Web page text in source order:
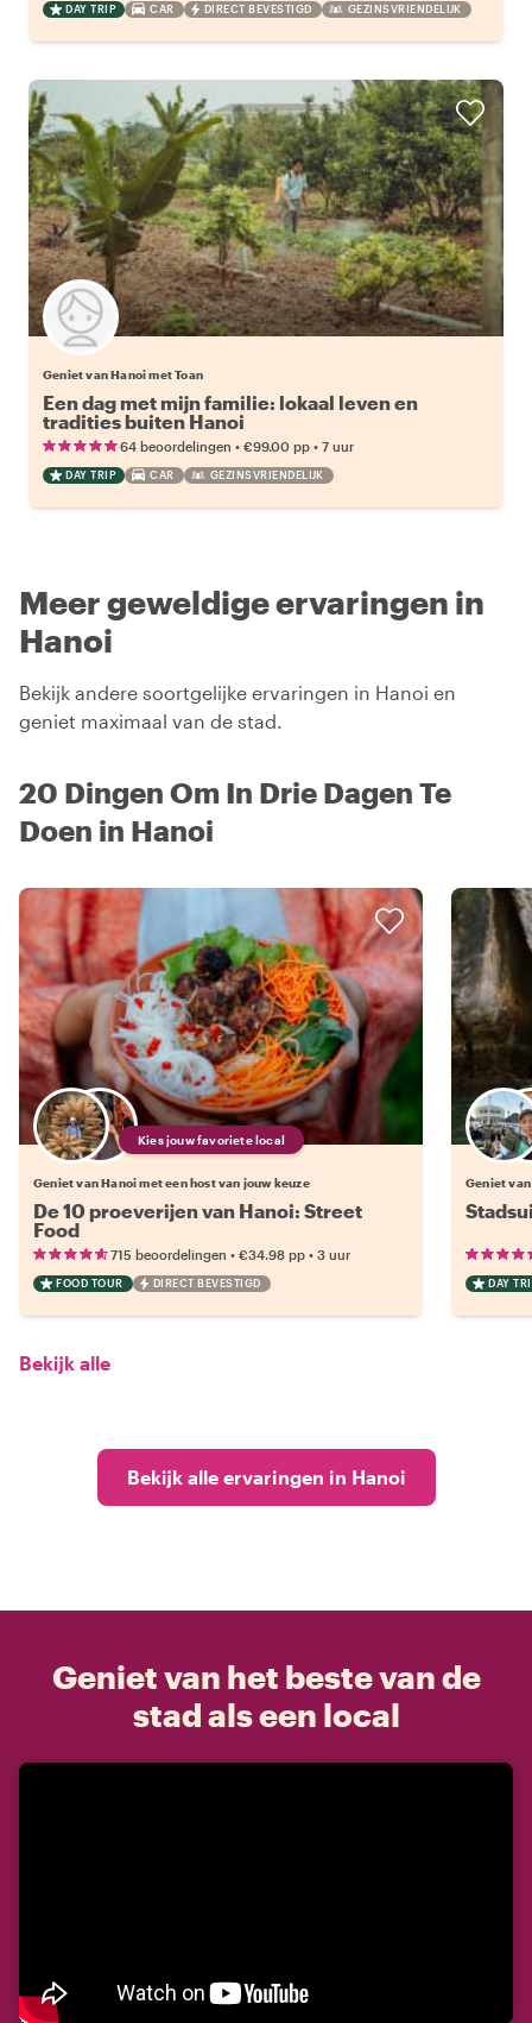
DAY TRIP CAR DIRECT BEVESTIGD GEZINSVRIENDELIJK
Geniet van Hanoi met Toan
Een dag met mijn familie: lokaal leven en
tradities buiten Hanoi
64 beoordelingen • €99.00 pp • 7 uur
DAY TRIP CAR GEZINSVRIENDELIJK
Meer geweldige ervaringen in
Hanoi
Bekijk andere soortgelijke ervaringen in Hanoi en
geniet maximaal van de stad.
20 Dingen Om In Drie Dagen Te
Doen in Hanoi
Kies jouw favoriete local
Geniet van Hanoi met een host van jouw keuze
De 10 proeverijen van Hanoi: Street
Food
715 beoordelingen • €34.98 pp • 3 uur
FOOD TOUR DIRECT BEVESTIGD
Geniet
DAY
Bekijk alle
Bekijk alle ervaringen in Hanoi
Geniet van het beste van de
stad als een local